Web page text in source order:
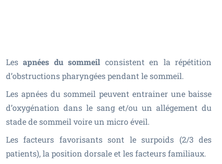
Lesapnées du sommeil consistent en la répétition
d’obstructions pharyngées pendant le sommeil.
Les apnées du sommeil peuvent entrainer une baisse
d’oxygénation dans le sang et/ou un allégement du
stade de sommeil voire un micro éveil.
Les facteurs favorisants sont le surpoids (2/3 des
patients), la position dorsale et les facteurs familiaux.